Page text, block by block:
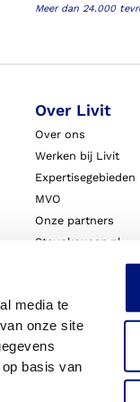
media te
onze site
basis van
Meer dan 24.000
Over Livit
Over ons
Werken bij Livit
Expertisegebieden
MVO
Onze partners
Steunkousen.nl
Blessurewijzer.nl
Nieuws
Innovatie &
Livit